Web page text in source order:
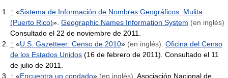
↑ «Sistema de Información de Nombres Geográficos: Mulita
(Puerto Rico)». Geographic Names Information System (en inglés)
Consultado el 22 de noviembre de 2011.
↑ «U.S. Gazetteer: Censo de 2010» (en inglés) Oficina del Censo
de los Estados Unidos (16 de febrero de 2011). Consultado el 11
de julio de 2011.
↑ «Encuentra un condado» (en inglés) . Asociación Nacional de